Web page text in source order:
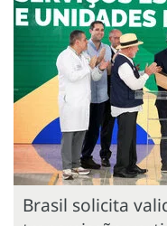
Brasil solicita